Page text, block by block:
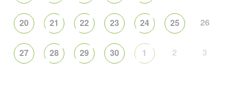
20 21 22 23 24 25 26
27 28 29 30 1 2 3